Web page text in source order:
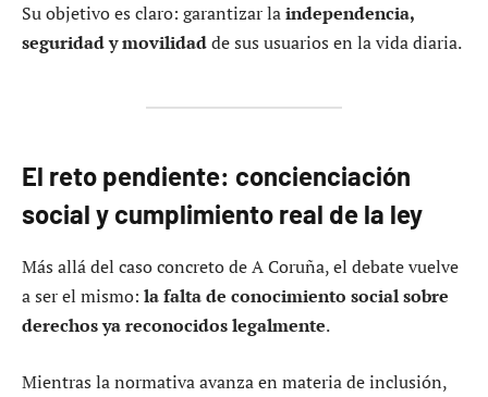
Su objetivo es claro: garantizar laindependencia,
seguridad y movilidadde sus usuarios en la vida diaria.
El reto pendiente: concienciación
social y cumplimiento real de la ley
Más allá del caso concreto de A Coruña, el debate vuelve
a ser el mismo: la falta de conocimiento social sobre
derechos ya reconocidos legalmente.
Mientras la normativa avanza en materia de inclusión,